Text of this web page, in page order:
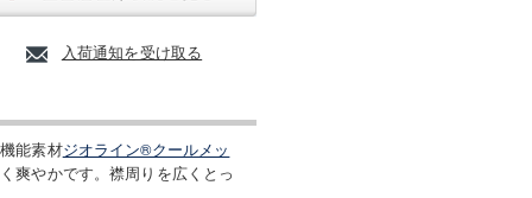
入荷通知を受け取る
能素材ジオライン®クールメッ
爽やかです。襟周りを広くとっ